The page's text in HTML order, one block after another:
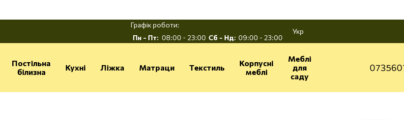
Графік роботи:
Пн - Пт: 08:00 - 23:00 Сб - Нд: 09:00 - 23:00
Укр
Постільна
білизна
Кухні Ліжка Матраци Текстиль
Корпусні
меблі
Меблі
для
саду